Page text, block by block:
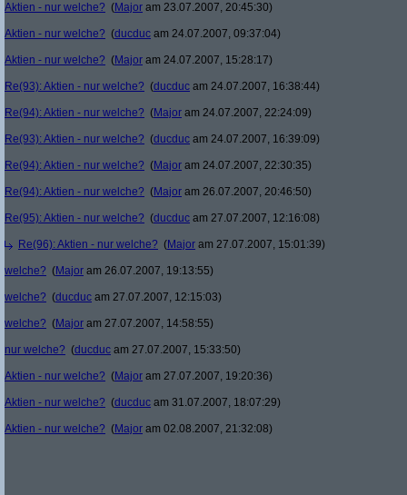
Aktien - nur welche? (Major am 23.07.2007, 20:45:30)
Aktien - nur welche? (ducduc am 24.07.2007, 09:37:04)
Aktien - nur welche? (Major am 24.07.2007, 15:28:17)
Re(93): Aktien - nur welche? (ducduc am 24.07.2007, 16:38:44)
Re(94): Aktien - nur welche? (Major am 24.07.2007, 22:24:09)
Re(93): Aktien - nur welche? (ducduc am 24.07.2007, 16:39:09)
Re(94): Aktien - nur welche? (Major am 24.07.2007, 22:30:35)
Re(94): Aktien - nur welche? (Major am 26.07.2007, 20:46:50)
Re(95): Aktien - nur welche? (ducduc am 27.07.2007, 12:16:08)
Re(96): Aktien - nur welche? (Major am 27.07.2007, 15:01:39)
welche? (Major am 26.07.2007, 19:13:55)
welche? (ducduc am 27.07.2007, 12:15:03)
welche? (Major am 27.07.2007, 14:58:55)
nur welche? (ducduc am 27.07.2007, 15:33:50)
Aktien - nur welche? (Major am 27.07.2007, 19:20:36)
Aktien - nur welche? (ducduc am 31.07.2007, 18:07:29)
Aktien - nur welche? (Major am 02.08.2007, 21:32:08)